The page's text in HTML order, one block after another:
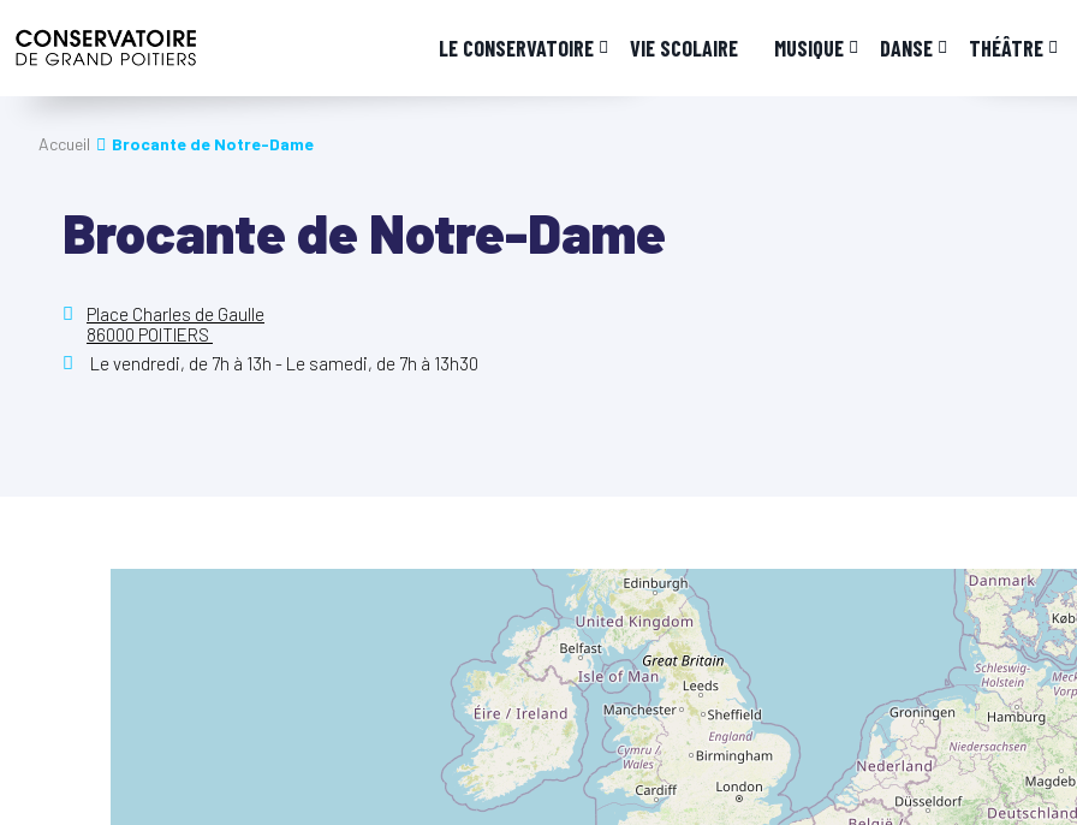
LE CONSERVATOIRE VIE SCOLAIRE MUSIQUE DANSE THÉÂTRE
Accueil Brocante de Notre-Dame
Brocante de Notre-Dame
Place Charles de Gaulle
86000 POITIERS
Le vendredi, de 7h à 13h - Le samedi, de 7h à 13h30